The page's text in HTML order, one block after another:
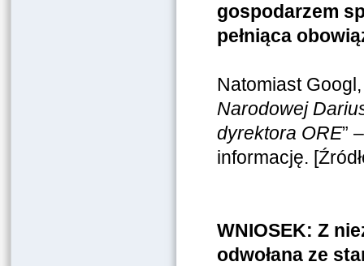
gospodarzem
pełniąca
Natomiast
Narodowej
dyrektora ORE”
informację.
WNIOSEK: Z
odwołana ze